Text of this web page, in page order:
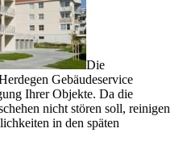
Die
Gebäudeservice
Ihrer Objekte. Da die
nicht stören soll, reinigen
in den späten